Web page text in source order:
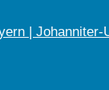
| Johanniter-